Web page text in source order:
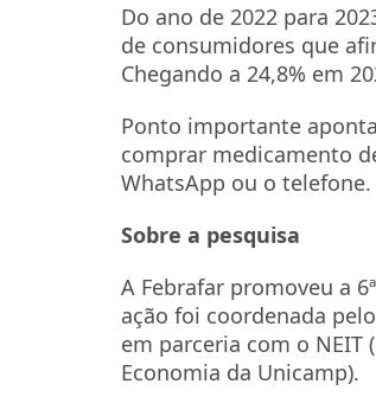
Do ano de 2022 para
de consumidores que
Chegando a 24,8% em
Ponto importante
comprar medicamento
WhatsApp ou o telefone.
Sobre a pesquisa
A Febrafar promoveu a
ação foi coordenada
em parceria com o
Economia da Unicamp).